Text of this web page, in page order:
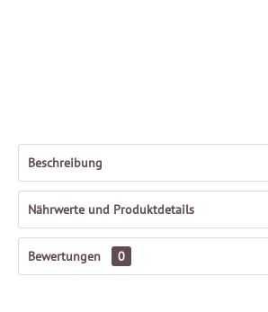
Beschreibung
Nährwerte und Produktdetails
Bewertungen 0